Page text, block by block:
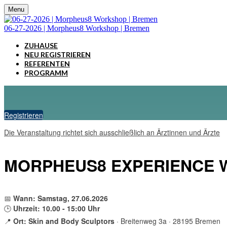
Menu
06-27-2026 | Morpheus8 Workshop | Bremen
ZUHAUSE
NEU REGISTRIEREN
REFERENTEN
PROGRAMM
Registrieren
Die Veranstaltung richtet sich ausschließlich an Ärztinnen und Ärzte
MORPHEUS8 EXPERIENCE
📅 Wann: Samstag, 27.06.2026
🕒 Uhrzeit: 10.00 - 15:00 Uhr
📍 Ort: Skin and Body Sculptors · Breitenweg 3a · 28195 Bremen